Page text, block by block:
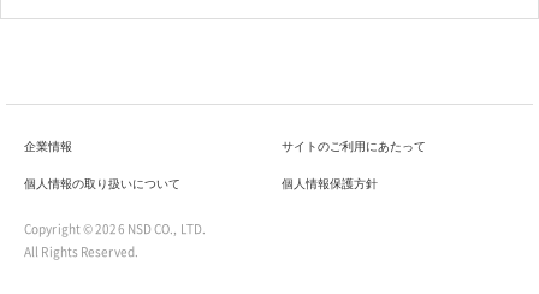
企業情報 サイトのご利用にあたって
個人情報の取り扱いについて 個人情報保護方針
Copyright ©2026 NSD CO., LTD.
All Rights Reserved.